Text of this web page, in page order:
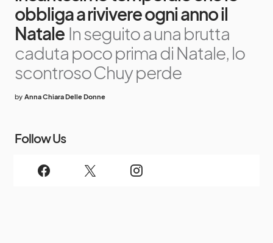
obbliga a rivivere ogni anno il
Natale In seguito a una brutta
caduta poco prima di Natale, lo
scontroso Chuy perde
by Anna Chiara Delle Donne
Follow Us